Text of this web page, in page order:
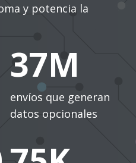
y potencia la
37M
envíos que generan
datos opcionales